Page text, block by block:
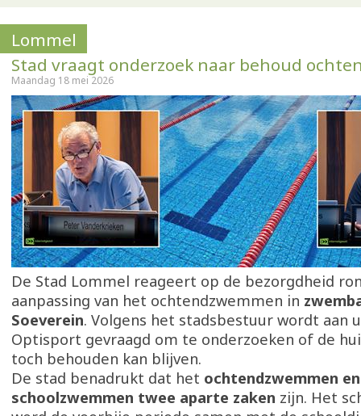
Lommel
Stad vraagt onderzoek naar behoud
Maandag 18 mei 2026
De Stad Lommel reageert op de bezorgdheid
aanpassing van het ochtendzwemmen in
Soeverein. Volgens het stadsbestuur wordt aan
Optisport gevraagd om te onderzoeken of de
toch behouden kan blijven.
De stad benadrukt dat het ochtendzwemmen
schoolzwemmen twee aparte zaken zijn. Het